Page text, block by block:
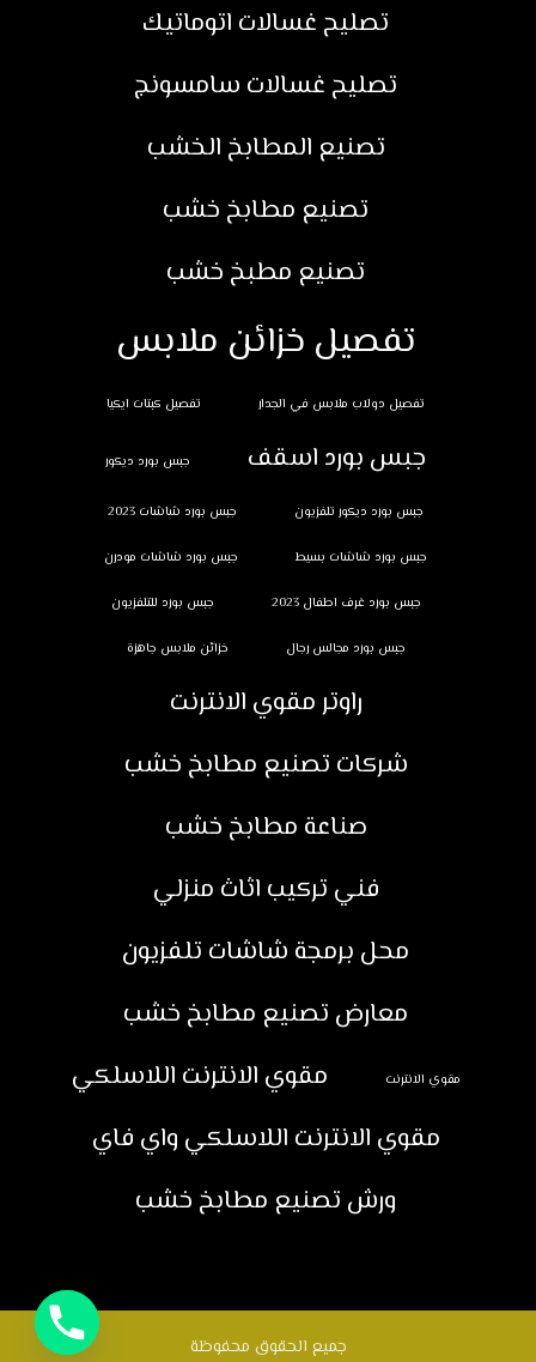
تصليح غسالات اتوماتيك
تصليح غسالات سامسونج
تصنيع المطابخ الخشب
تصنيع مطابخ خشب
تصنيع مطبخ خشب
تفصيل خزائن ملابس
تفصيل دولاب ملابس في الجدار تفصيل كبتات ايكيا
جبس بورد اسقف جبس بورد ديكور
جبس بورد ديكور تلفزيون جبس بورد شاشات 2023
جبس بورد شاشات بسيط جبس بورد شاشات مودرن
جبس بورد غرف اطفال 2023 جبس بورد للتلفزيون
جبس بورد مجالس رجال خزائن ملابس جاهزة
راوتر مقوي الانترنت
شركات تصنيع مطابخ خشب
صناعة مطابخ خشب
فني تركيب اثاث منزلي
محل برمجة شاشات تلفزيون
معارض تصنيع مطابخ خشب
مقوي الانترنت
مقوي الانترنت اللاسلكي
مقوي الانترنت اللاسلكي واي فاي
ورش تصنيع مطابخ خشب
جميع الحقوق محفوظة